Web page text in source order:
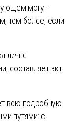
могут
тем более, если
лично
составляет акт
всю подробную
путями: с